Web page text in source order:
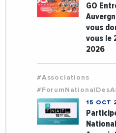
GO
vous
vous le
2026
#Associations
15 OCT